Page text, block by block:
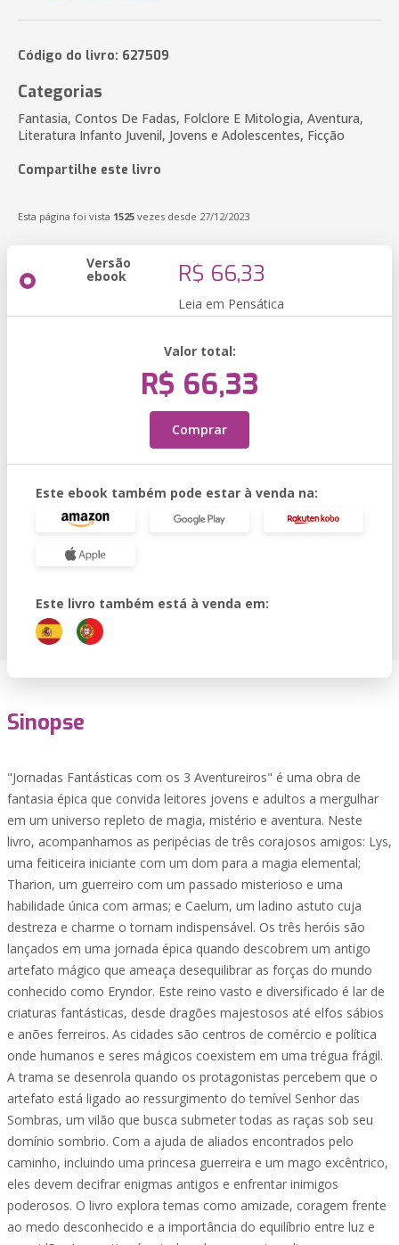
Código do livro: 627509
Categorias
Fantasia, Contos De Fadas, Folclore E Mitologia, Aventura,
Literatura Infanto Juvenil, Jovens e Adolescentes, Ficção
Compartilhe este livro
Esta página foi vista 1525 vezes desde 27/12/2023
Versão
ebook R$ 66,33
Leia em Pensática
Valor total:
R$ 66,33
Comprar
Este ebook também pode estar à venda na:
Este livro também está à venda em:
Sinopse
"Jornadas Fantásticas com os 3 Aventureiros" é uma obra de
fantasia épica que convida leitores jovens e adultos a mergulhar
em um universo repleto de magia, mistério e aventura. Neste
livro, acompanhamos as peripécias de três corajosos amigos: Lys,
uma feiticeira iniciante com um dom para a magia elemental;
Tharion, um guerreiro com um passado misterioso e uma
habilidade única com armas; e Caelum, um ladino astuto cuja
destreza e charme o tornam indispensável. Os três heróis são
lançados em uma jornada épica quando descobrem um antigo
artefato mágico que ameaça desequilibrar as forças do mundo
conhecido como Eryndor. Este reino vasto e diversificado é lar de
criaturas fantásticas, desde dragões majestosos até elfos sábios
e anões ferreiros. As cidades são centros de comércio e política
onde humanos e seres mágicos coexistem em uma trégua frágil.
A trama se desenrola quando os protagonistas percebem que o
artefato está ligado ao ressurgimento do temível Senhor das
Sombras, um vilão que busca submeter todas as raças sob seu
domínio sombrio. Com a ajuda de aliados encontrados pelo
caminho, incluindo uma princesa guerreira e um mago excêntrico,
eles devem decifrar enigmas antigos e enfrentar inimigos
poderosos. O livro explora temas como amizade, coragem frente
ao medo desconhecido e a importância do equilíbrio entre luz e